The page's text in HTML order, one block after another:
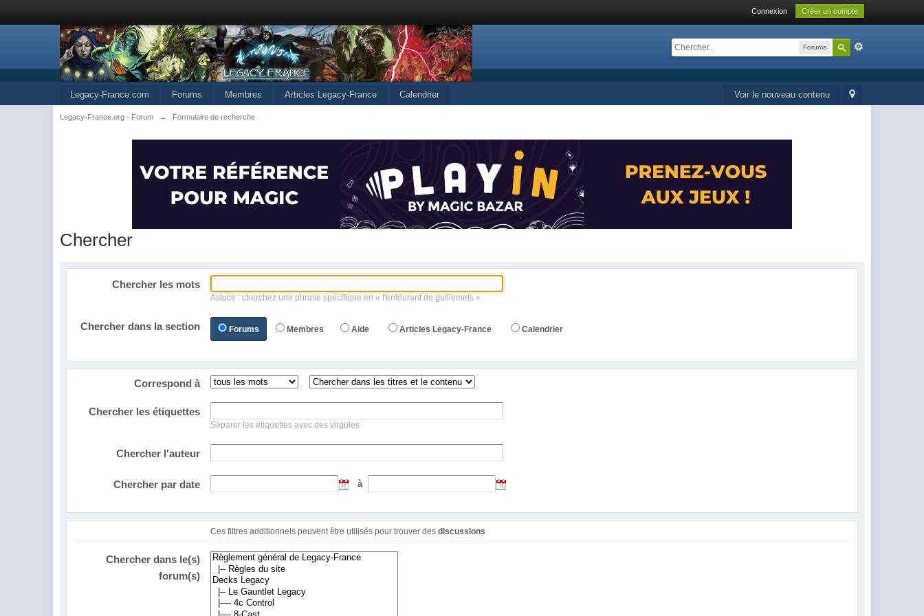
Connexion Créer un compte
Forums
Voir le nouveau contenu
Legacy-France.com Forums Membres Articles Legacy-France Calendrier
Legacy-France.org - Forum → Formulaire de recherche
Chercher
Chercher les mots
Astuce : cherchez une phrase spécifique en « l'entourant de guillemets »
Chercher dans la section Forums Membres Aide Articles Legacy-France Calendrier
Correspond à
Chercher les étiquettes
Séparer les étiquettes avec des virgules
Chercher l'auteur
Chercher par date à
Ces filtres additionnels peuvent être utilisés pour trouver desdiscussions
Chercher dans le(s)
forum(s)